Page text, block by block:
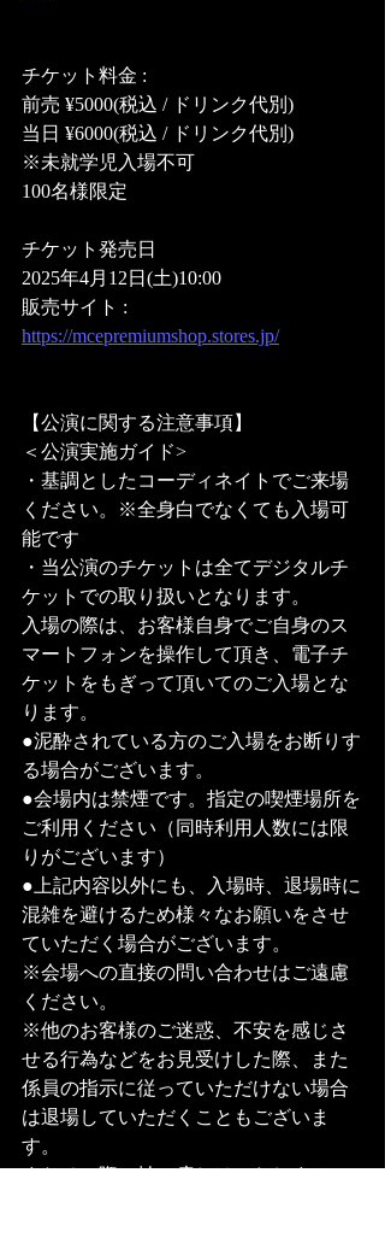
チケット料金 :
前売 ¥5000(税込 / ドリンク代別)
当日 ¥6000(税込 / ドリンク代別)
※未就学児入場不可
100名様限定
チケット発売日
2025年4月12日(土)10:00
販売サイト :
https://mcepremiumshop.stores.jp/
【公演に関する注意事項】
＜公演実施ガイド>
・基調としたコーディネイトでご来場
ください。※全身白でなくても入場可
能です
・当公演のチケットは全てデジタルチ
ケットでの取り扱いとなります。
入場の際は、お客様自身でご自身のス
マートフォンを操作して頂き、電子チ
ケットをもぎって頂いてのご入場とな
ります。
●泥酔されている方のご入場をお断りす
る場合がございます。
●会場内は禁煙です。指定の喫煙場所を
ご利用ください（同時利用人数には限
りがございます）
●上記内容以外にも、入場時、退場時に
混雑を避けるため様々なお願いをさせ
ていただく場合がございます。
※会場への直接の問い合わせはご遠慮
ください。
※他のお客様のご迷惑、不安を感じさ
せる行為などをお見受けした際、また
係員の指示に従っていただけない場合
は退場していただくこともございま
す。
またその際の払い戻しはいたしませ